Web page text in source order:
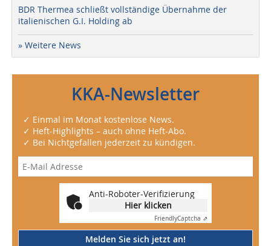
BDR Thermea schließt vollständige Übernahme der
italienischen G.I. Holding ab
» Weitere News
KKA-Newsletter
✓ Einmal im Monat kostenlose News.
✓ Heft-Highlights – auch ohne Heft-Abo.
✓ Bei Nichtgefallen jederzeit zu kündigen.
Anti-Roboter-Verifizierung
Hier klicken
FriendlyCaptcha ⇗
Melden Sie sich jetzt an!